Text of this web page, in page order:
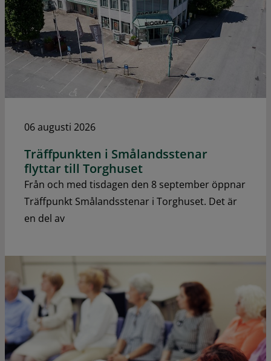
06 augusti 2026
Träffpunkten i Smålandsstenar
flyttar till Torghuset
Från och med tisdagen den 8 september öppnar
Träffpunkt Smålandsstenar i Torghuset. Det är
en del av